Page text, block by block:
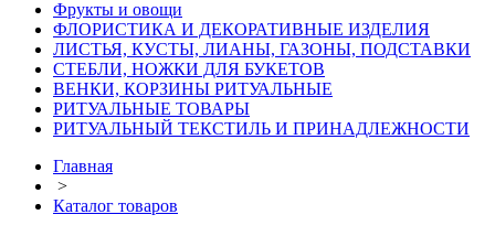
Фрукты и овощи
ФЛОРИСТИКА И ДЕКОРАТИВНЫЕ ИЗДЕЛИЯ
ЛИСТЬЯ, КУСТЫ, ЛИАНЫ, ГАЗОНЫ, ПОДСТАВКИ
СТЕБЛИ, НОЖКИ ДЛЯ БУКЕТОВ
ВЕНКИ, КОРЗИНЫ РИТУАЛЬНЫЕ
РИТУАЛЬНЫЕ ТОВАРЫ
РИТУАЛЬНЫЙ ТЕКСТИЛЬ И ПРИНАДЛЕЖНОСТИ
Главная
>
Каталог товаров